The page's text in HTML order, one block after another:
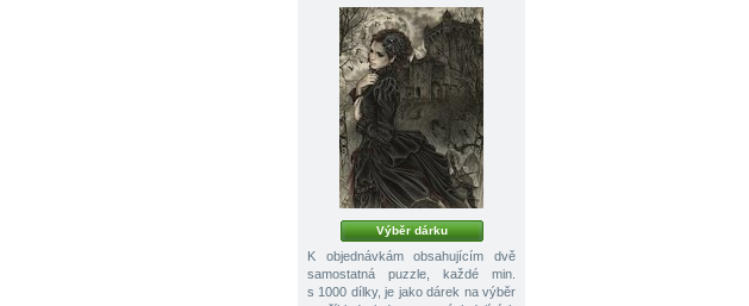
Výběr dárku
K objednávkám obsahujícím dvě
samostatná puzzle, každé min.
s 1000 dílky, je jako dárek na výběr